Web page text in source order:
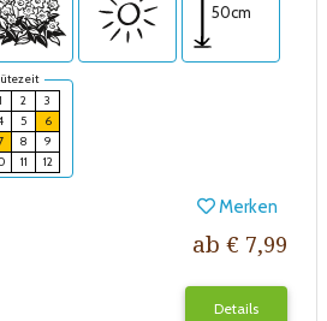
50cm
1
2
3
5
6
8
9
11 12
Merken
ab € 7,99
Details